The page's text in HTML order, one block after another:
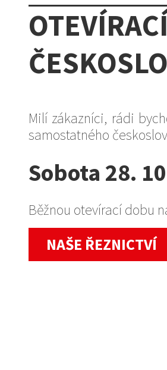
Milí zákazníci, rádi
samostatného
Sobota 28.
Běžnou otevírací dobu
NAŠE ŘEZNICTVÍ